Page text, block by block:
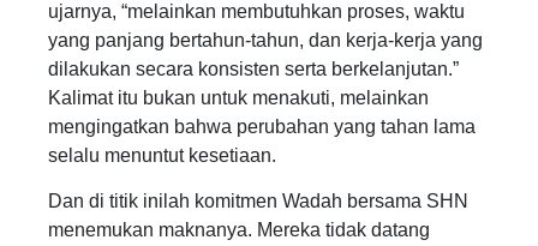
ujarnya, “melainkan membutuhkan proses, waktu
yang panjang bertahun-tahun, dan kerja-kerja yang
dilakukan secara konsisten serta berkelanjutan.”
Kalimat itu bukan untuk menakuti, melainkan
mengingatkan bahwa perubahan yang tahan lama
selalu menuntut kesetiaan.
Dan di titik inilah komitmen Wadah bersama SHN
menemukan maknanya. Mereka tidak datang